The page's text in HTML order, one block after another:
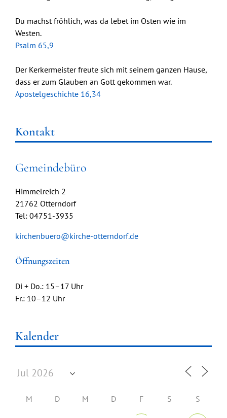
Du machst fröhlich, was da lebet im Osten wie im
Westen.
Psalm 65,9
Der Kerkermeister freute sich mit seinem ganzen Hause,
dass er zum Glauben an Gott gekommen war.
Apostelgeschichte 16,34
Kontakt
Gemeindebüro
Himmelreich 2
21762 Otterndorf
Tel: 04751-3935
kirchenbuero@kirche-otterndorf.de
Öffnungszeiten
Di + Do.: 15–17 Uhr
Fr.: 10–12 Uhr
Kalender
M D M D F S S